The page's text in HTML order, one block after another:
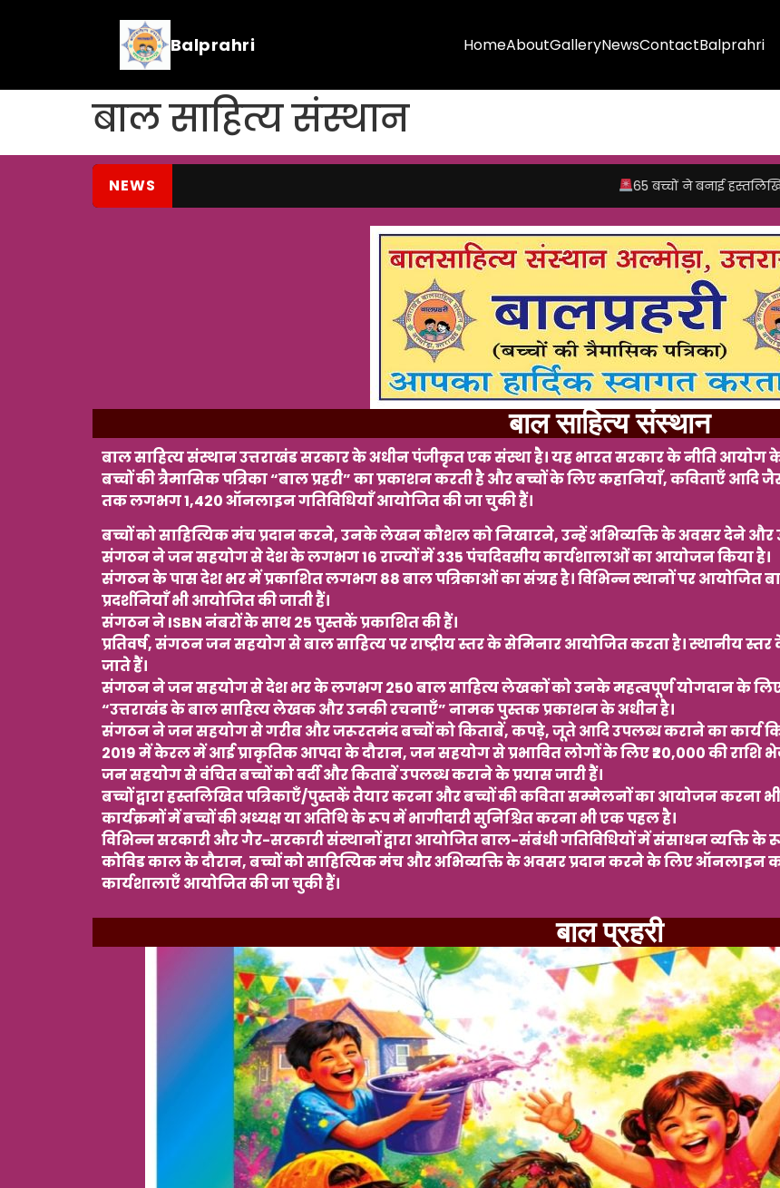
Balprahri HomeAboutGalleryNewsContactBalprahri
बाल साहित्य संस्थान
NEWS 65 बच्चों ने बनाई हस्तलिखित पुस्तकंैं।
बाल साहित्य संस्थान
बाल साहित्य संस्थान उत्तराखंड सरकार के अधीन पंजीकृत एक संस्था है। यह भारत सरकार के नीति आयोग
बच्चों की त्रैमासिक पत्रिका “बाल प्रहरी” का प्रकाशन करती है और बच्चों के लिए कहानियाँ, कविताएँ
तक लगभग 1,420 ऑनलाइन गतिविधियाँ आयोजित की जा चुकी हैं।
बच्चों को साहित्यिक मंच प्रदान करने, उनके लेखन कौशल को निखारने, उन्हें अभिव्यक्ति के अवसर देने और
संगठन ने जन सहयोग से देश के लगभग 16 राज्यों में 335 पंचदिवसीय कार्यशालाओं का आयोजन किया है।
संगठन के पास देश भर में प्रकाशित लगभग 88 बाल पत्रिकाओं का संग्रह है। विभिन्न स्थानों पर आयोजित
प्रदर्शनियाँ भी आयोजित की जाती हैं।
संगठन ने ISBN नंबरों के साथ 25 पुस्तकें प्रकाशित की हैं।
प्रतिवर्ष, संगठन जन सहयोग से बाल साहित्य पर राष्ट्रीय स्तर के सेमिनार आयोजित करता है। स्थानीय
जाते हैं।
संगठन ने जन सहयोग से देश भर के लगभग 250 बाल साहित्य लेखकों को उनके महत्वपूर्ण योगदान के लिए
“उत्तराखंड के बाल साहित्य लेखक और उनकी रचनाएँ” नामक पुस्तक प्रकाशन के अधीन है।
संगठन ने जन सहयोग से गरीब और जरूरतमंद बच्चों को किताबें, कपड़े, जूते आदि उपलब्ध कराने का कार्य
2019 में केरल में आई प्राकृतिक आपदा के दौरान, जन सहयोग से प्रभावित लोगों के लिए ₹20,000 की राशि
जन सहयोग से वंचित बच्चों को वर्दी और किताबें उपलब्ध कराने के प्रयास जारी हैं।
बच्चों द्वारा हस्तलिखित पत्रिकाएँ/पुस्तकें तैयार करना और बच्चों की कविता सम्मेलनों का आयोजन करना भी
कार्यक्रमों में बच्चों की अध्यक्ष या अतिथि के रूप में भागीदारी सुनिश्चित करना भी एक पहल है।
विभिन्न सरकारी और गैर-सरकारी संस्थानों द्वारा आयोजित बाल-संबंधी गतिविधियों में संसाधन व्यक्ति के
कोविड काल के दौरान, बच्चों को साहित्यिक मंच और अभिव्यक्ति के अवसर प्रदान करने के लिए ऑनलाइन
कार्यशालाएँ आयोजित की जा चुकी हैं।
बाल प्रहरी